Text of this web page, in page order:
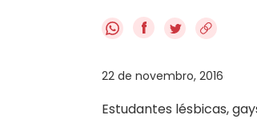
f
22 de novembro, 2016
Estudantes lésbicas,